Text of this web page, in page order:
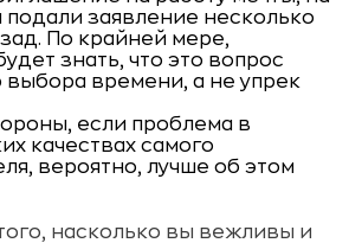
заявление несколько
По крайней мере,
знать, что это вопрос
выбора времени, а не упрек
если проблема в
качествах самого
вероятно, лучше об этом
насколько вы вежливы и